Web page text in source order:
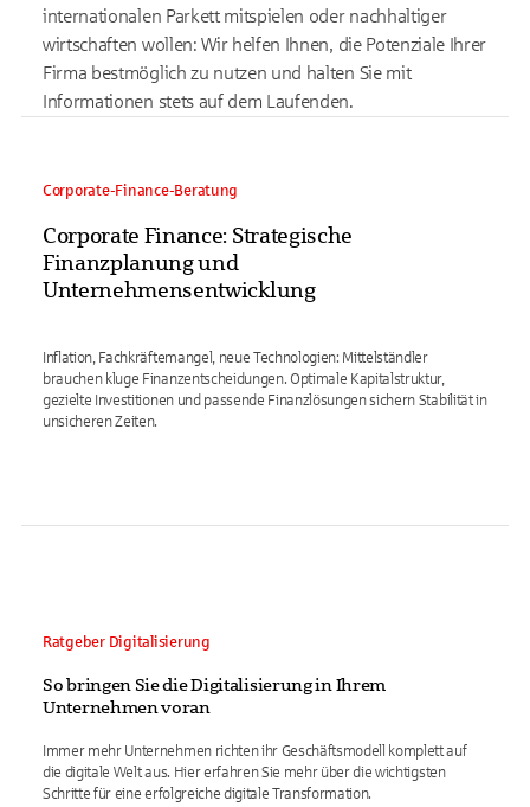
internationalen Parkett mitspielen oder nachhaltiger
wirtschaften wollen: Wir helfen Ihnen, die Potenziale Ihrer
Firma bestmöglich zu nutzen und halten Sie mit
Informationen stets auf dem Laufenden.
Corporate-Finance-Beratung
Corporate Finance: Strategische
Finanzplanung und
Unternehmensentwicklung
Inflation, Fachkräftemangel, neue Technologien: Mittelständler
brauchen kluge Finanzentscheidungen. Optimale Kapitalstruktur,
gezielte Investitionen und passende Finanzlösungen sichern Stabilität in
unsicheren Zeiten.
Ratgeber Digitalisierung
So bringen Sie die Digitalisierung in Ihrem
Unternehmen voran
Immer mehr Unternehmen richten ihr Geschäftsmodell komplett auf
die digitale Welt aus. Hier erfahren Sie mehr über die wichtigsten
Schritte für eine erfolgreiche digitale Transformation.